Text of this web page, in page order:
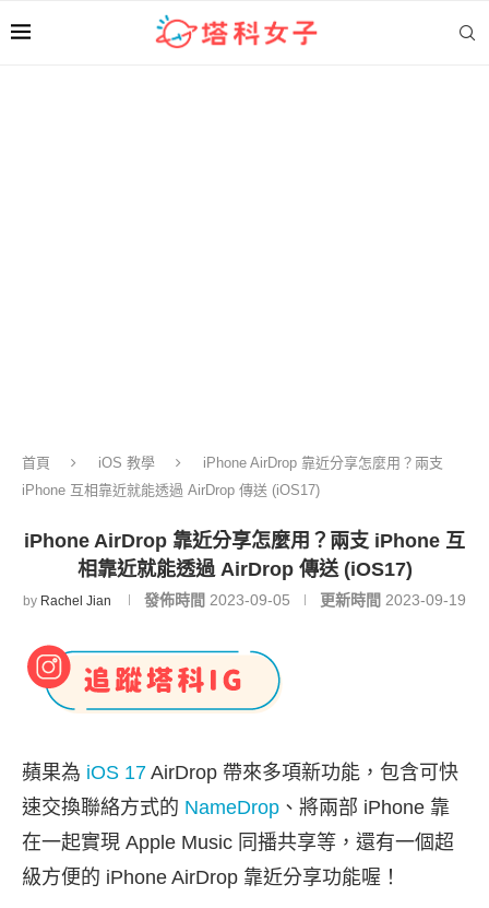
首頁 iOS 教學
iPhone AirDrop 靠近分享怎麼用？兩支
iPhone 互相靠近就能透過 AirDrop 傳送 (iOS17)
iPhone AirDrop 靠近分享怎麼用？兩支 iPhone 互
相靠近就能透過 AirDrop 傳送 (iOS17)
by Rachel Jian 發佈時間 2023-09-05 更新時間 2023-09-19
蘋果為 iOS 17 AirDrop 帶來多項新功能，包含可快
速交換聯絡方式的 NameDrop 、將兩部 iPhone 靠
在一起實現 Apple Music 同播共享等，還有一個超
級方便的 iPhone AirDrop 靠近分享功能喔！